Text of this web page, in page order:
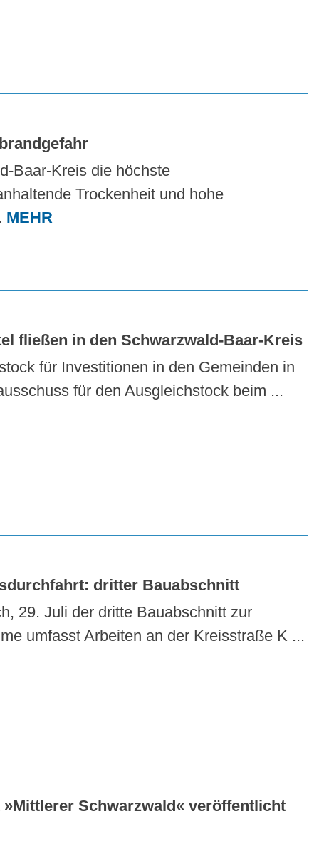
Baar-Kreis die höchste
Trockenheit und hohe
MEHR
fließen in den Schwarzwald-Baar-Kreis
für Investitionen in den Gemeinden in
für den Ausgleichstock beim ...
dritter Bauabschnitt
29. Juli der dritte Bauabschnitt zur
umfasst Arbeiten an der Kreisstraße K ...
Schwarzwald« veröffentlicht